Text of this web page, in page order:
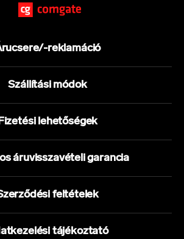
reklamáció
Szállítási módok
lehetőségek
áruvisszavételi garancia
feltételek
tájékoztató